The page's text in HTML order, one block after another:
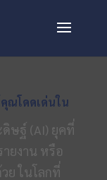
ณโดดเด่นใน
ษฐ์ (AI) ยุคที่
ายงาน หรือ
ย ในโลกที่